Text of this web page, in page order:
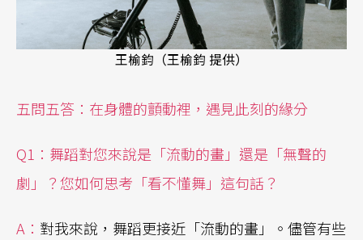
王榆鈞（王榆鈞 提供）
五問五答：在身體的顫動裡，遇見此刻的緣分
Q1：舞蹈對您來說是「流動的畫」還是「無聲的
劇」？您如何思考「看不懂舞」這句話？
A： 對我來說，舞蹈更接近「流動的畫」。儘管有些